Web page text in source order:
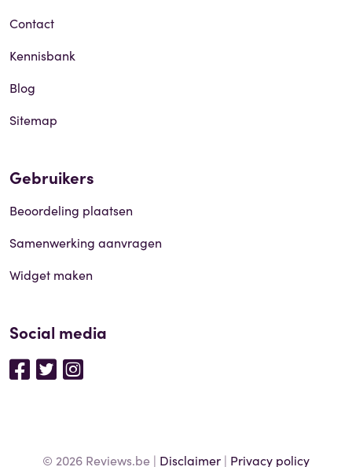
Contact
Kennisbank
Blog
Sitemap
Gebruikers
Beoordeling plaatsen
Samenwerking aanvragen
Widget maken
Social media
© 2026 Reviews.be | Disclaimer | Privacy policy